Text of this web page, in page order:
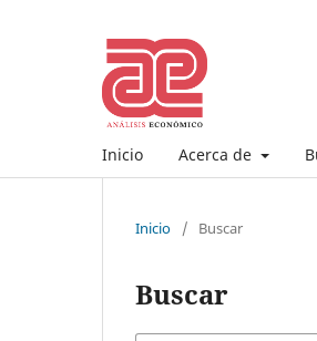
Inicio Acerca de
Inicio / Buscar
Buscar